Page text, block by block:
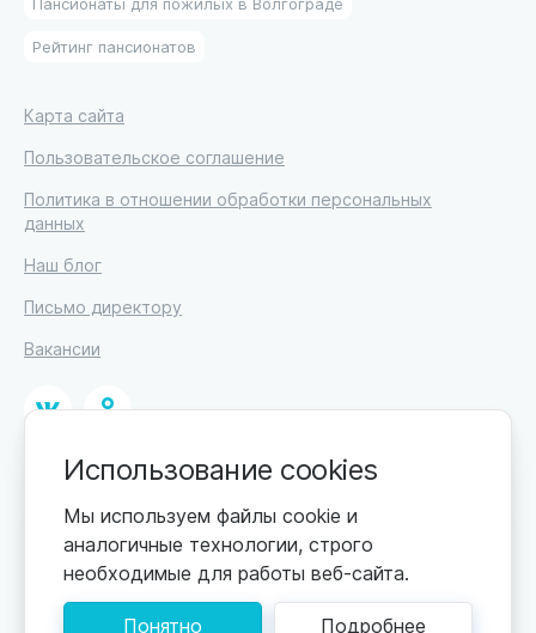
Рейтинг пансионатов
Карта сайта
Пользовательское соглашение
Политика в отношении обработки персональных
данных
Наш блог
Письмо директору
Вакансии
© 2026
ИП Высоцкий Дмитрий Петрович, ИНН 233610721148
Цены обновляются по мере поступления новой
информации. Точную стоимость уточняйте у
пансионата. Информация, предоставленная на сайте,
не может быть использована для постановки
Использование cookies
Мы используем файлы cookie и
аналогичные технологии, строго
необходимые для работы веб-сайта.
Понятно Подробнее